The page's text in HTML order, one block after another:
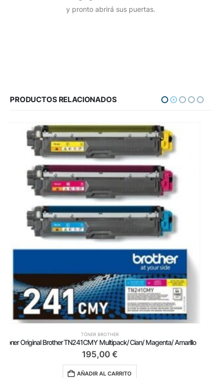
y pronto abrirá sus puertas.
PRODUCTOS RELACIONADOS
TÓNER BROTHER
Tóner Original Brother TN-241BK/ Negro
73,50
AÑADIR AL CARRITO